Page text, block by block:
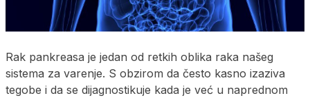
Rak pankreasa je jedan od retkih oblika raka našeg
sistema za varenje. S obzirom da često kasno izaziva
tegobe i da se dijagnostikuje kada je već u naprednom